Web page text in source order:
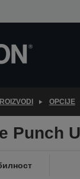
OPCIJE
Punch